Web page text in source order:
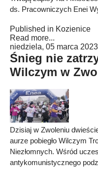
ds. Pracowniczych Enei
Published in Kozienice
Read more...
niedziela, 05 marca
Śnieg nie
Wilczym w
Dzisiaj w Zwoleniu
aurze pobiegło Wilczym
Niezłomnych. Wśród
antykomunistycznego